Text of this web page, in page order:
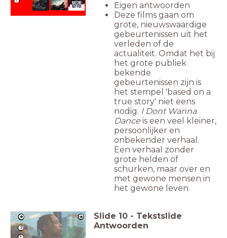
Eigen antwoorden
Deze films gaan om
grote, nieuwswaardige
gebeurtenissen uit het
verleden of de
actualiteit. Omdat het bij
het grote publiek
bekende
gebeurtenissen zijn is
het stempel 'based on a
true story' niet eens
nodig. I Dont Wanna
Dance is een veel kleiner,
persoonlijker en
onbekender verhaal.
Een verhaal zonder
grote helden of
schurken, maar over en
met gewone mensen in
het gewone leven.
Slide 10 - Tekstslide
Antwoorden